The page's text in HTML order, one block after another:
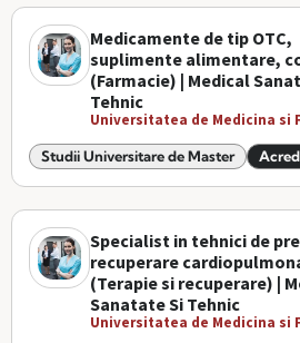
Medicamente de tip OTC,
suplimente alimentare,
(Farmacie) | Medical
Tehnic
Universitatea de Medicina si
Studii Universitare de Master
Specialist in tehnici de
recuperare
(Terapie si recuperare) |
Sanatate Si Tehnic
Universitatea de Medicina si